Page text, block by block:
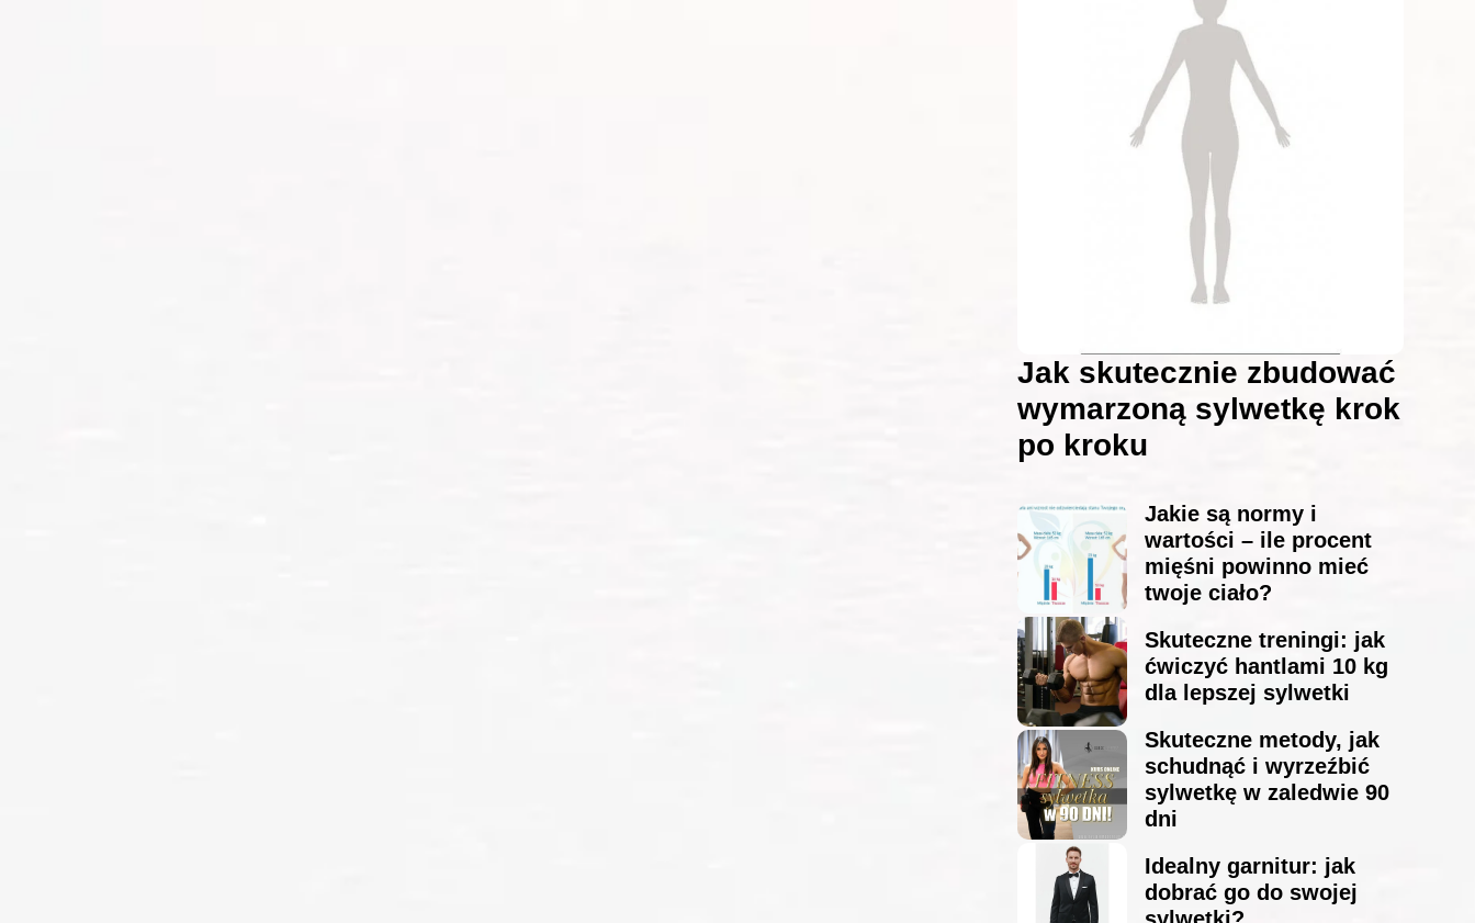
Jak skutecznie zbudować
wymarzoną sylwetkę krok
po kroku
Jakie są normy i
wartości – ile procent
mięśni powinno mieć
twoje ciało?
Skuteczne treningi: jak
ćwiczyć hantlami 10 kg
dla lepszej sylwetki
Skuteczne metody, jak
schudnąć i wyrzeźbić
sylwetkę w zaledwie 90
dni
Idealny garnitur: jak
dobrać go do swojej